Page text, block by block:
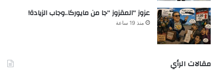
عزوز “المقزوز “جا من مايوركا..وجاب الزيادة!
منذ 19 ساعة
مقالات الرأي